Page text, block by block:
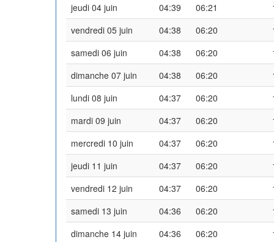
jeudi 04 juin
04:39 06:21
vendredi 05 juin
04:38 06:20
samedi 06 juin
04:38 06:20
dimanche 07 juin
04:38 06:20
lundi 08 juin
04:37 06:20
mardi 09 juin
04:37 06:20
mercredi 10 juin
04:37 06:20
jeudi 11 juin
04:37 06:20
vendredi 12 juin
04:37 06:20
samedi 13 juin
04:36 06:20
dimanche 14 juin
04:36 06:20